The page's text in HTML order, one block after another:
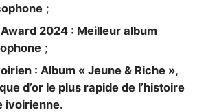
;
2024 : Meilleur album
;
: Album « Jeune & Riche »,
d’or le plus rapide de l’histoire
ivoirienne.